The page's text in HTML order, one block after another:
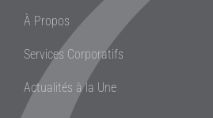
À Propos
Services Corporatifs
Actualités à la Une